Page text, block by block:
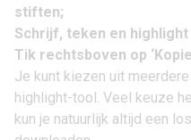
stiften;
Schrijf, teken en highlight
Tik rechtsboven op
Je kunt kiezen uit
highlight-tool. Veel keuze
kun je natuurlijk altijd een